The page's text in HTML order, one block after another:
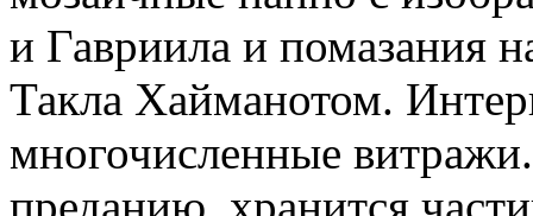
и Гавриила и помазания
Такла Хайманотом.
многочисленные
преданию, хранится